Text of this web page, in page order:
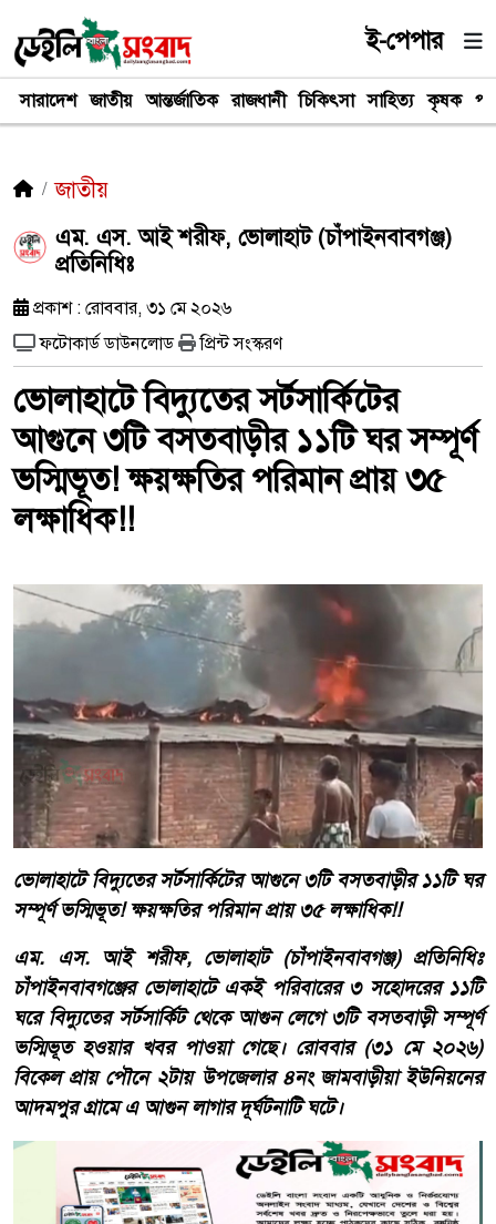
ই-পেপার
সারাদেশ জাতীয় আন্তর্জাতিক রাজধানী চিকিৎসা সাহিত্য কৃষক
জাতীয়
এম. এস. আই শরীফ, ভোলাহাট (চাঁপাইনবাবগঞ্জ)
প্রতিনিধিঃ
প্রকাশ : রোববার, ৩১ মে ২০২৬
ফটোকার্ড ডাউনলোড
প্রিন্ট সংস্করণ
ভোলাহাটে বিদ্যুতের সর্টসার্কিটের
আগুনে ৩টি বসতবাড়ীর ১১টি ঘর সম্পূর্ণ
ভস্মিভূত! ক্ষয়ক্ষতির পরিমান প্রায় ৩৫
লক্ষাধিক!!
ভোলাহাটে বিদ্যুতের সর্টসার্কিটের আগুনে ৩টি বসতবাড়ীর ১১টি ঘর
সম্পূর্ণ ভস্মিভূত! ক্ষয়ক্ষতির পরিমান প্রায় ৩৫ লক্ষাধিক!!
এম. এস. আই শরীফ, ভোলাহাট (চাঁপাইনবাবগঞ্জ) প্রতিনিধিঃ
চাঁপাইনবাবগঞ্জের ভোলাহাটে একই পরিবারের ৩ সহোদরের ১১টি
ঘরে বিদ্যুতের সর্টসার্কিট থেকে আগুন লেগে ৩টি বসতবাড়ী সম্পূর্ণ
ভস্মিভূত হওয়ার খবর পাওয়া গেছে। রোববার (৩১ মে ২০২৬)
বিকেল প্রায় পৌনে ২টায় উপজেলার ৪নং জামবাড়ীয়া ইউনিয়নের
আদমপুর গ্রামে এ আগুন লাগার দূর্ঘটনাটি ঘটে।